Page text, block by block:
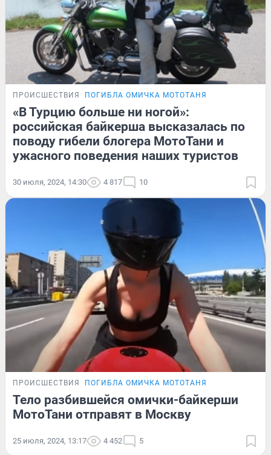
ПРОИСШЕСТВИЯ ПОГИБЛА ОМИЧКА МОТОТАНЯ
«В Турцию больше ни ногой»:
российская байкерша высказалась по
поводу гибели блогера МотоТани и
ужасного поведения наших туристов
30 июля, 2024, 14:30 4 817 10
ПРОИСШЕСТВИЯ ПОГИБЛА ОМИЧКА МОТОТАНЯ
Тело разбившейся омички-байкерши
МотоТани отправят в Москву
25 июля, 2024, 13:17 4 452 5